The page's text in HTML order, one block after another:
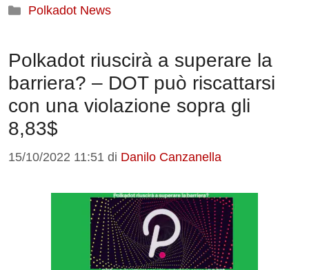
Categorie
Polkadot News
Polkadot riuscirà a superare la
barriera? – DOT può riscattarsi
con una violazione sopra gli
8,83$
15/10/2022 11:51 di Danilo Canzanella